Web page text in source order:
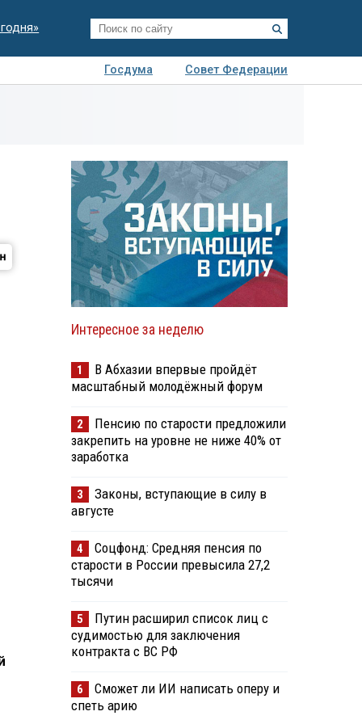
Госдума
Совет Федерации
Интересное за неделю
1
В Абхазии впервые пройдёт
масштабный молодёжный форум
2
Пенсию по старости предложили
закрепить на уровне не ниже 40% от
заработка
3
Законы, вступающие в силу в
августе
4
Соцфонд: Средняя пенсия по
старости в России превысила 27,2
тысячи
5
Путин расширил список лиц с
судимостью для заключения
контракта с ВС РФ
6
Сможет ли ИИ написать оперу и
спеть арию